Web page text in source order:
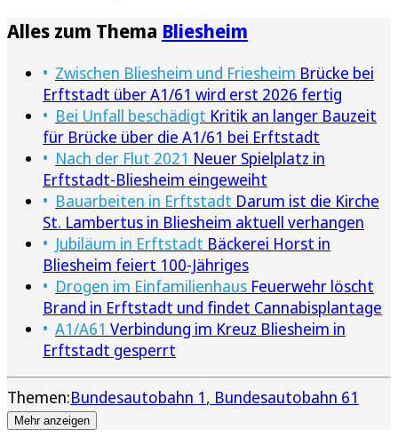
Alles zum Thema Bliesheim
Zwischen Bliesheim und Friesheim Brücke bei
Erftstadt über A1/61 wird erst 2026 fertig
Bei Unfall beschädigt Kritik an langer Bauzeit
für Brücke über die A1/61 bei Erftstadt
Nach der Flut 2021 Neuer Spielplatz in
Erftstadt-Bliesheim eingeweiht
Bauarbeiten in Erftstadt Darum ist die Kirche
St. Lambertus in Bliesheim aktuell verhangen
Jubiläum in Erftstadt Bäckerei Horst in
Bliesheim feiert 100-Jähriges
Drogen im Einfamilienhaus Feuerwehr löscht
Brand in Erftstadt und findet Cannabisplantage
A1/A61 Verbindung im Kreuz Bliesheim in
Erftstadt gesperrt
Themen:Bundesautobahn 1 Bundesautobahn 61
Mehr anzeigen